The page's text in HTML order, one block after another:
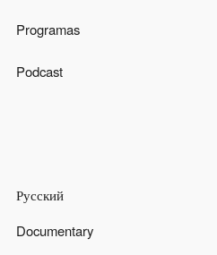
Programas
Podcast
Русский
Documentary